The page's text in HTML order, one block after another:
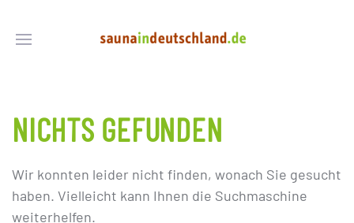
NICHTS GEFUNDEN
Wir konnten leider nicht finden, wonach Sie gesucht
haben. Vielleicht kann Ihnen die Suchmaschine
weiterhelfen.